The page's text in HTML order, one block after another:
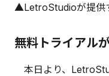
▲LetroStudioが提供
無料トライアル
本日より、